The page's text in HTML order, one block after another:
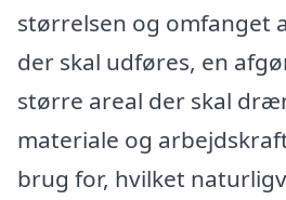
størrelsen og omfanget
der skal udføres, en
større areal der skal
materiale og
brug for, hvilket